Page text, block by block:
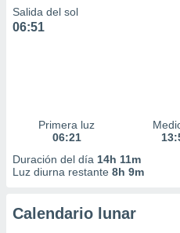
Salida del sol
06:51
Primera luz
06:21
Duración del día 14h 11m
Luz diurna restante 8h 9m
Calendario lunar